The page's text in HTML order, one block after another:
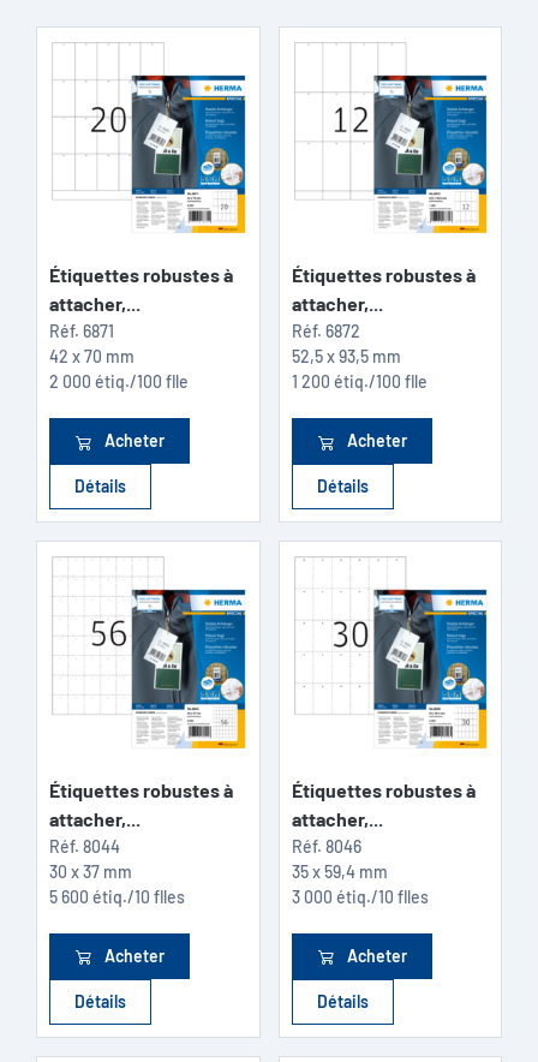
Étiquettes robustes à
attacher,...
Réf. 6871
42 x 70 mm
2 000 étiq./100 flle
Acheter
Détails
Étiquettes robustes à
attacher,...
Réf. 6872
52,5 x 93,5 mm
1 200 étiq./100 flle
Acheter
Détails
Étiquettes robustes à
attacher,...
Réf. 8044
30 x 37 mm
5 600 étiq./10 flles
Acheter
Détails
Étiquettes robustes à
attacher,...
Réf. 8046
35 x 59,4 mm
3 000 étiq./10 flles
Acheter
Détails